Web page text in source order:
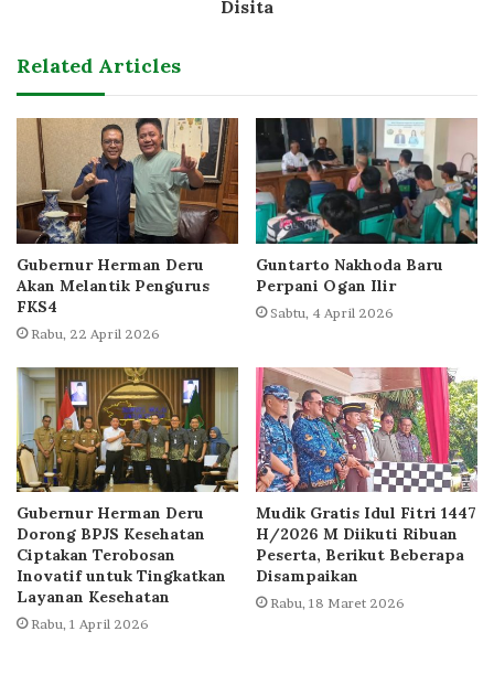
Disita
Related Articles
Gubernur Herman Deru
Akan Melantik Pengurus
FKS4
Rabu, 22 April 2026
Guntarto Nakhoda Baru
Perpani Ogan Ilir
Sabtu, 4 April 2026
Gubernur Herman Deru
Dorong BPJS Kesehatan
Ciptakan Terobosan
Inovatif untuk Tingkatkan
Layanan Kesehatan
Rabu, 1 April 2026
Mudik Gratis Idul Fitri 1447
H/2026 M Diikuti Ribuan
Peserta, Berikut Beberapa
Disampaikan
Rabu, 18 Maret 2026